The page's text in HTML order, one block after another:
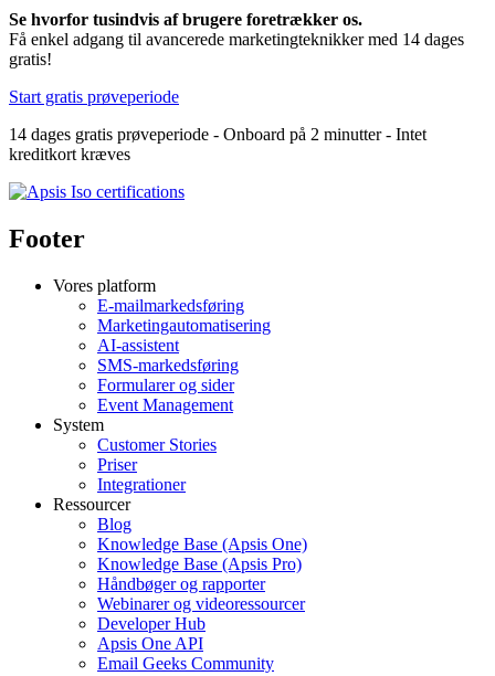
Se hvorfor tusindvis af brugere foretrækker os.
Få enkel adgang til avancerede marketingteknikker med 14 dages
gratis!
Start gratis prøveperiode
14 dages gratis prøveperiode - Onboard på 2 minutter - Intet
kreditkort kræves
Footer
Vores platform
E-mailmarkedsføring
Marketingautomatisering
AI-assistent
SMS-markedsføring
Formularer og sider
Event Management
System
Customer Stories
Priser
Integrationer
Ressourcer
Blog
Knowledge Base (Apsis One)
Knowledge Base (Apsis Pro)
Håndbøger og rapporter
Webinarer og videoressourcer
Developer Hub
Apsis One API
Email Geeks Community